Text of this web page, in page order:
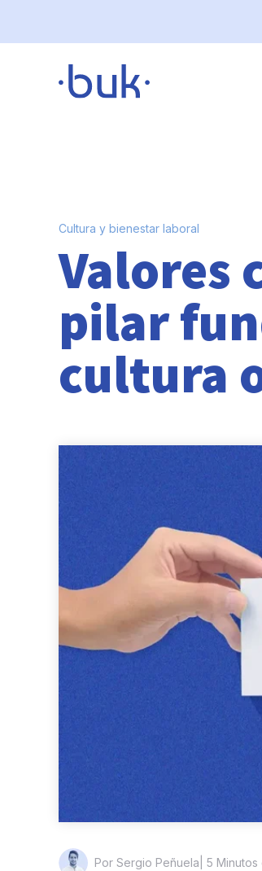
Cultura y bienestar laboral
Valores
pilar
cultura
Por Sergio Peñuela | 5